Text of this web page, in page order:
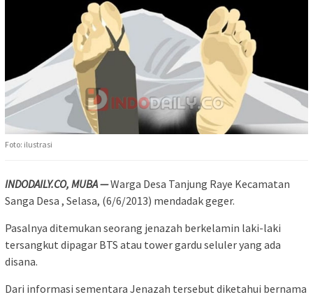
Foto: ilustrasi
INDODAILY.CO, MUBA —Warga Desa Tanjung Raye Kecamatan
Sanga Desa , Selasa, (6/6/2013) mendadak geger.
Pasalnya ditemukan seorang jenazah berkelamin laki-laki
tersangkut dipagar BTS atau tower gardu seluler yang ada
disana.
Dari informasi sementara Jenazah tersebut diketahui bernama